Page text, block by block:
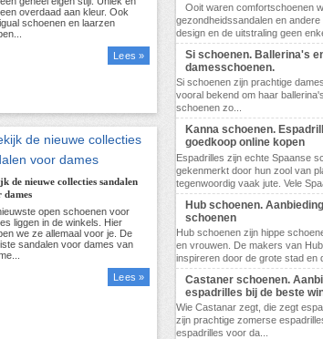
Lees »
de nieuwe collecties sandalen
dames
Lees »
Ooit waren comfortschoenen
gezondheidssandalen en
design en de uitstraling geen
Si schoenen. Ballerina's
damesschoenen.
Si schoenen zijn prachtige
vooral bekend om haar
schoenen zo...
Kanna schoenen.
goedkoop online kopen
Espadrilles zijn echte Spaanse
gekenmerkt door hun zool van
tegenwoordig vaak jute. Vele
Hub schoenen.
schoenen
Hub schoenen zijn hippe
en vrouwen. De makers van
inspireren door de grote stad en
Castaner schoenen.
espadrilles bij de beste
Wie Castanar zegt, die zegt
zijn prachtige zomerse
espadrilles voor da...